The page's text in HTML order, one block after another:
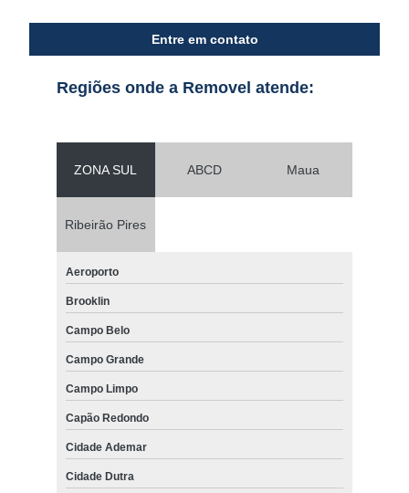
Entre em contato
Regiões onde a Removel atende:
ZONA SUL ABCD Maua
Ribeirão Pires
Aeroporto
Brooklin
Campo Belo
Campo Grande
Campo Limpo
Capão Redondo
Cidade Ademar
Cidade Dutra